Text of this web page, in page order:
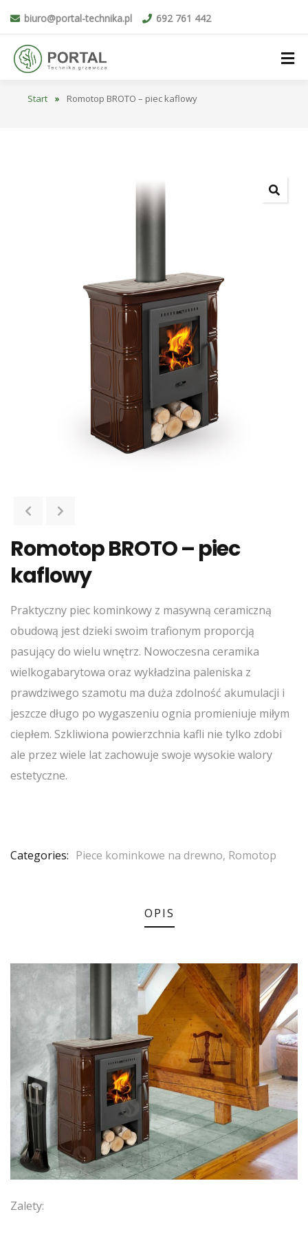
biuro@portal-technika.pl 692 761 442
Start » Romotop BROTO – piec kaflowy
Romotop BROTO – piec
kaflowy
Praktyczny piec kominkowy z masywną ceramiczną
obudową jest dzieki swoim trafionym proporcją
pasujący do wielu wnętrz. Nowoczesna ceramika
wielkogabarytowa oraz wykładzina paleniska z
prawdziwego szamotu ma duża zdolność akumulacji i
jeszcze długo po wygaszeniu ognia promieniuje miłym
ciepłem. Szkliwiona powierzchnia kafli nie tylko zdobi
ale przez wiele lat zachowuje swoje wysokie walory
estetyczne.
Categories: Piece kominkowe na drewno, Romotop
OPIS
Zalety: